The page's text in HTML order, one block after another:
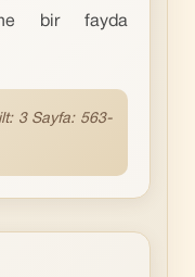
bir fayda
3 Sayfa: 563-